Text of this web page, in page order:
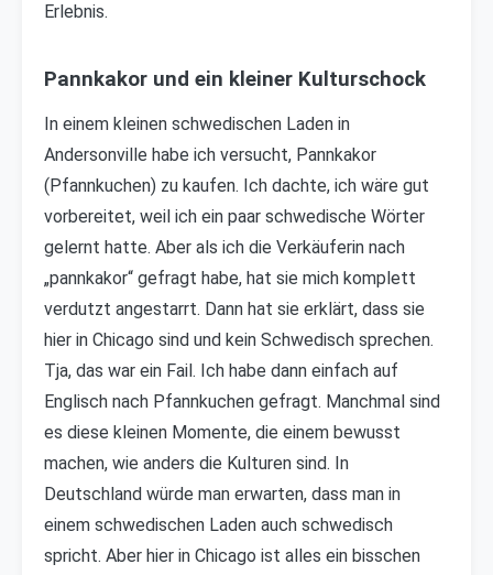
Erlebnis.
Pannkakor und ein kleiner Kulturschock
In einem kleinen schwedischen Laden in
Andersonville habe ich versucht, Pannkakor
(Pfannkuchen) zu kaufen. Ich dachte, ich wäre gut
vorbereitet, weil ich ein paar schwedische Wörter
gelernt hatte. Aber als ich die Verkäuferin nach
„pannkakor“ gefragt habe, hat sie mich komplett
verdutzt angestarrt. Dann hat sie erklärt, dass sie
hier in Chicago sind und kein Schwedisch sprechen.
Tja, das war ein Fail. Ich habe dann einfach auf
Englisch nach Pfannkuchen gefragt. Manchmal sind
es diese kleinen Momente, die einem bewusst
machen, wie anders die Kulturen sind. In
Deutschland würde man erwarten, dass man in
einem schwedischen Laden auch schwedisch
spricht. Aber hier in Chicago ist alles ein bisschen